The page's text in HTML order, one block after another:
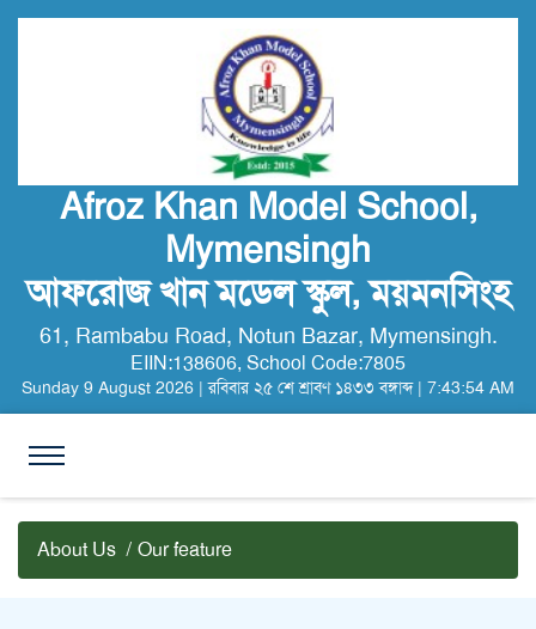
Afroz Khan Model School,
Mymensingh
আফরোজ খান মডেল স্কুল, ময়মনসিংহ
61, Rambabu Road, Notun Bazar, Mymensingh.
EIIN:138606, School Code:7805
Sunday 9 August 2026 | রবিবার ২৫ শে শ্রাবণ ১৪৩৩ বঙ্গাব্দ | 7:43:54 AM
About Us / Our feature